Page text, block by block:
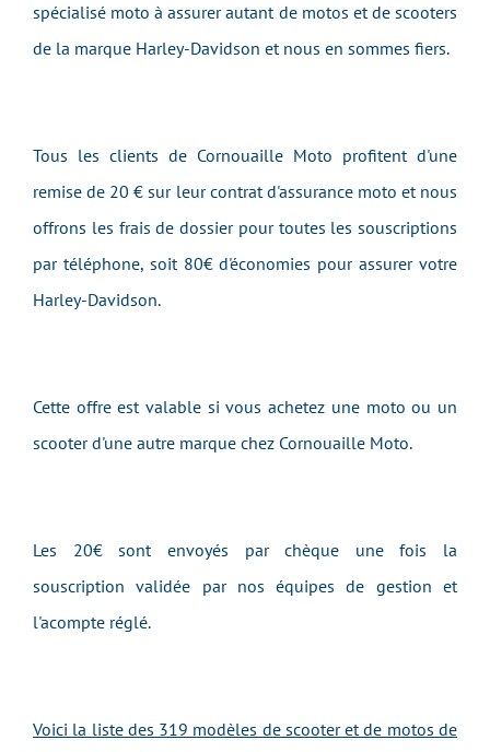
spécialisé moto à assurer autant de motos et de scooters
de la marque Harley-Davidson et nous en sommes fiers.
Tous les clients de Cornouaille Moto profitent d'une
remise de 20 € sur leur contrat d'assurance moto et nous
offrons les frais de dossier pour toutes les souscriptions
par téléphone, soit 80€ d'économies pour assurer votre
Harley-Davidson.
Cette offre est valable si vous achetez une moto ou un
scooter d'une autre marque chez Cornouaille Moto.
Les 20€ sont envoyés par chèque une fois la
souscription validée par nos équipes de gestion et
l'acompte réglé.
Voici la liste des 319 modèles de scooter et de motos de